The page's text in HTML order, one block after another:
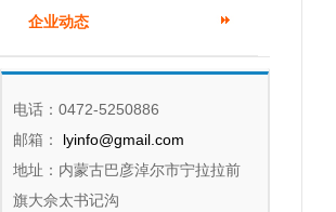
企业动态
电话：0472-5250886
邮箱：
lyinfo@gmail.com
地址：内蒙古巴彦淖尔市宁拉拉前
旗大佘太书记沟